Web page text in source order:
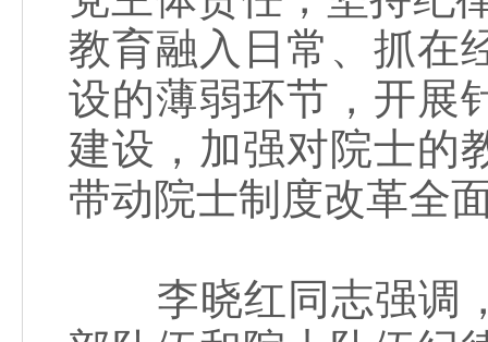
教育融入日常、抓在
设的薄弱环节，开展
建设，加强对院士的
带动院士制度改革全
李晓红同志强调，